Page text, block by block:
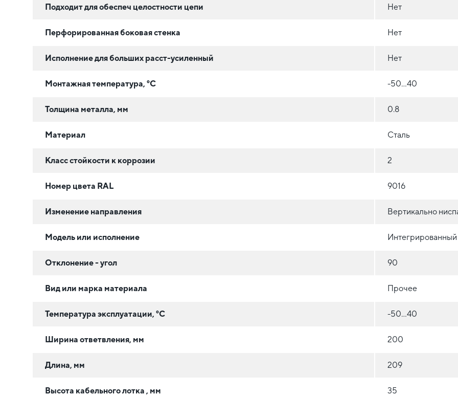
Подходит для обеспеч целостности цепи Нет
Перфорированная боковая стенка Нет
Исполнение для больших расст-усиленный Нет
Монтажная температура, °C -50...40
Толщина металла, мм 0.8
Материал Сталь
Класс стойкости к коррозии 2
Номер цвета RAL 9016
Изменение направления Вертикально
Модель или исполнение
Отклонение - угол 90
Вид или марка материала Прочее
Температура эксплуатации, °C -50...40
Ширина ответвления, мм 200
Длина, мм 209
Высота кабельного лотка , мм 35